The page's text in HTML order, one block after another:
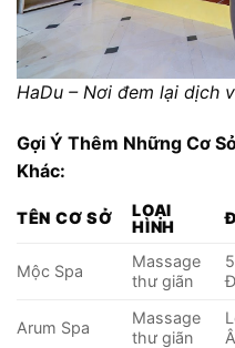
HaDu – Nơi đem lại dịch
Gợi Ý Thêm Những Cơ
Khác:
TÊN CƠ SỞ
LOẠI
HÌNH
Mộc Spa
Massage
thư giãn
Arum Spa
Massage
thư giãn